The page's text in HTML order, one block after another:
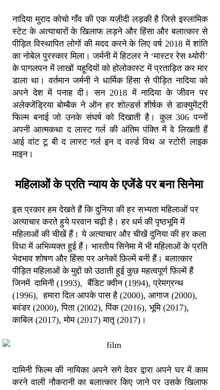
नादिया मुराद कोचो गाँव की एक यज़ीदी लड़की है जिसे इस्लामिक
स्टेट के अत्याचारों के खिलाफ लड़ने और हिंसा और बलात्कार से
पीड़ित विस्थापित लोगों की मदद करने के लिए वर्ष 2018 में शांति
का नोबेल पुरस्कार मिला। जर्मनी में हिटलर ने ‘मास्टर रेस थ्योरी’
के पागलपन में लाखों यहूदियों को होलोकास्ट में प्रताड़ित कर मार
डाला था। वर्तमान जर्मनी ने धार्मिक हिंसा से पीड़ित नादिया को
अपने देश में पनाह दी। सन 2018 में नादिया के जीवन पर
अलेक्जेंड्रिया बोम्बैक ने ऑन हर शोल्डर्स शीर्षक से डाक्युमेंट्री
फिल्म बनाई जो उनके संघर्ष को दिखाती है। कुल 306 पन्नों
अपनी आत्मकथा द लास्ट गर्ल की अंतिम पंक्ति में वे लिखती हैं
आई वांट टू बी द लास्ट गर्ल इन द वर्ल्ड विथ अ स्टोरी लाइक
माइन।
महिलाओं के प्रति न्याय के एजेंडे पर बना सिनेमा
इस प्रकार हम देखते हैं कि दुनिया की हर सभ्यता महिलाओं पर
अत्याचार करते हुये परवान चढ़ी है। हर धर्म की पृष्ठभूमि में
महिलाओं की चीखें हैं। ये अत्याचार और चीखें दुनिया की हर कला
विधा में अभिव्यक्त हुई हैं। भारतीय सिनेमा में भी महिलाओं के प्रति
भेदभाव शोषण और हिंसा पर अनेकों फ़िल्में बनी हैं। बलात्कार
पीड़ित महिलाओं के मुद्दों को उठाती हुई कुछ महत्वपूर्ण फ़िल्में हैं
जिनमें दामिनी (1993), बैंडिट क्वीन (1994), प्रेमग्रन्थ
(1996), हमारा दिल आपके पास है (2000), आगाज (2000),
बवंडर (2000), पिता (2002), पिंक (2016), भूमि (2017),
काबिल (2017), मोम (2017) मातृ (2017)।
दामिनी फिल्म की नायिका अपने सगे देवर द्वारा अपने घर में काम
करने वाली नौकरानी का बलात्कार किए जाने पर उसके खिलाफ